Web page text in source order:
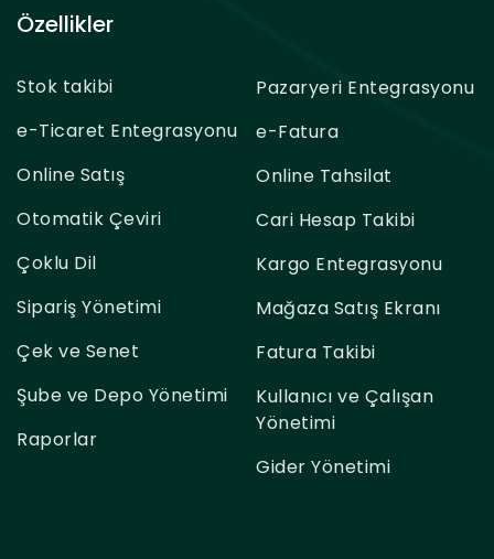
Özellikler
Stok takibi
e-Ticaret Entegrasyonu
Online Satış
Otomatik Çeviri
Çoklu Dil
Sipariş Yönetimi
Çek ve Senet
Şube ve Depo Yönetimi
Raporlar
Pazaryeri Entegrasyonu
e-Fatura
Online Tahsilat
Cari Hesap Takibi
Kargo Entegrasyonu
Mağaza Satış Ekranı
Fatura Takibi
Kullanıcı ve Çalışan
Yönetimi
Gider Yönetimi